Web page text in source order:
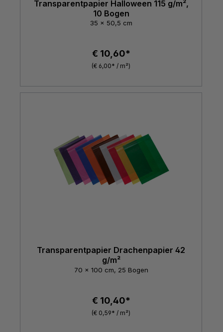
Transparentpapier Halloween 115 g/m²,
10 Bogen
35 x 50,5 cm
€ 10,60*
(€ 6,00* / m²)
Transparentpapier Drachenpapier 42
g/m²
70 x 100 cm, 25 Bogen
€ 10,40*
(€ 0,59* / m²)